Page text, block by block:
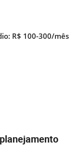
R$ 100-300/mês